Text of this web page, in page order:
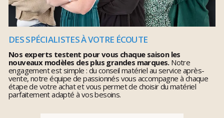
DES SPÉCIALISTES À VOTRE ÉCOUTE
Nos experts testent pour vous chaque saison les
nouveaux modèles des plus grandes marques.Notre
engagement est simple : du conseil matériel au service après-
vente, notre équipe de passionnés vous accompagne à chaque
étape de votre achat et vous permet de choisir du matériel
parfaitement adapté à vos besoins.